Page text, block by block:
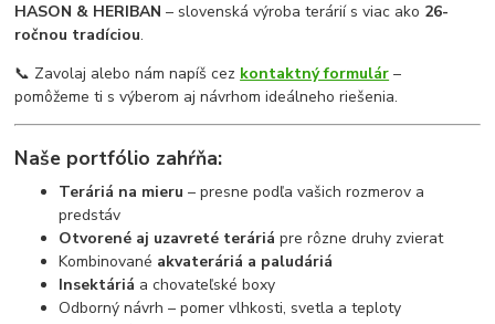
HASON & HERIBAN – slovenská výroba terárií s viac ako 26-
ročnou tradíciou.
📞 Zavolaj alebo nám napíš cez kontaktný formulár –
pomôžeme ti s výberom aj návrhom ideálneho riešenia.
Naše portfólio zahŕňa:
Teráriá na mieru – presne podľa vašich rozmerov a
predstáv
Otvorené aj uzavreté teráriá pre rôzne druhy zvierat
Kombinované akvateráriá a paludáriá
Insektáriá a chovateľské boxy
Odborný návrh – pomer vlhkosti, svetla a teploty